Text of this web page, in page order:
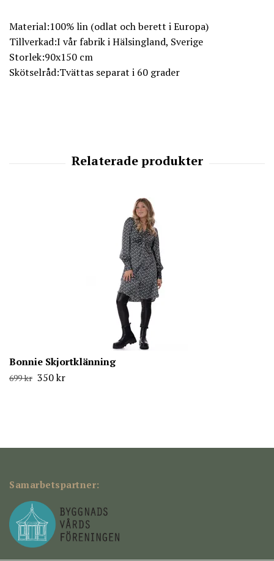
Material:100% lin (odlat och berett i Europa)
Tillverkad:I vår fabrik i Hälsingland, Sverige
Storlek:90x150 cm
Skötselråd:Tvättas separat i 60 grader
Bonnie Skjortklänning
699 kr 350 kr
Samarbetspartner: